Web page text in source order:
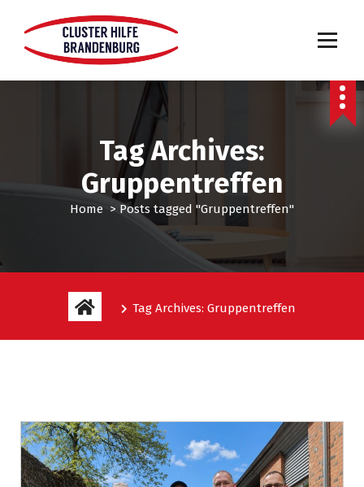
Tag Archives:
Gruppentreffen
Home > Posts tagged "Gruppentreffen"
Tag Archives: Gruppentreffen